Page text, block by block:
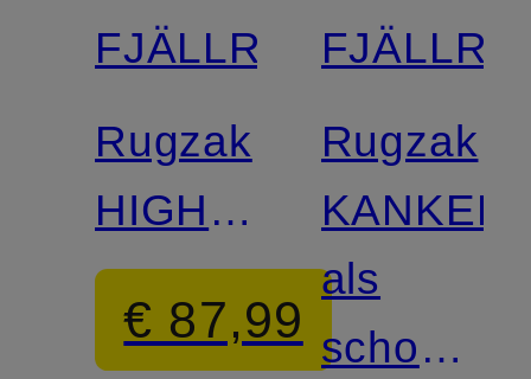
Gecertificeerd
FJÄLLRÄVEN
Rugzak
HIGH
COAST
€ 87,99
Rugzak
KANKEN
als